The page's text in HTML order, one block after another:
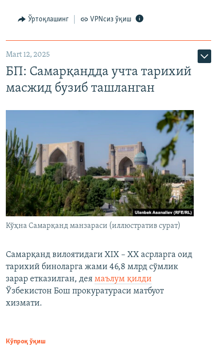
Ўртоқлашинг VPNсиз ўқиш
Mart 12, 2025
БП: Самарқандда учта тарихий
масжид бузиб ташланган
Кўҳна Самарқанд манзараси (иллюстратив сурат)
Самарқанд вилоятидаги XIX – XX асрларга оид
тарихий биноларга жами 46,8 млрд сўмлик
зарар етказилган, дея маълум қилди
Ўзбекистон Бош прокуратураси матбуот
хизмати.
Кўпроқ ўқиш